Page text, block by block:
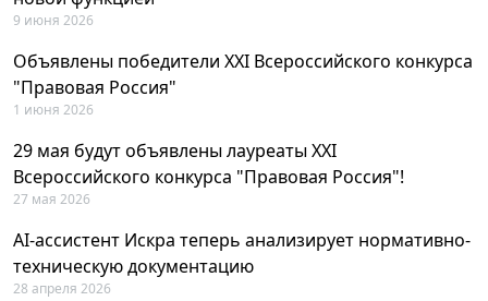
9 июня 2026
Объявлены победители XXI Всероссийского конкурса
"Правовая Россия"
1 июня 2026
29 мая будут объявлены лауреаты XXI
Всероссийского конкурса "Правовая Россия"!
27 мая 2026
AI-ассистент Искра теперь анализирует нормативно-
техническую документацию
28 апреля 2026